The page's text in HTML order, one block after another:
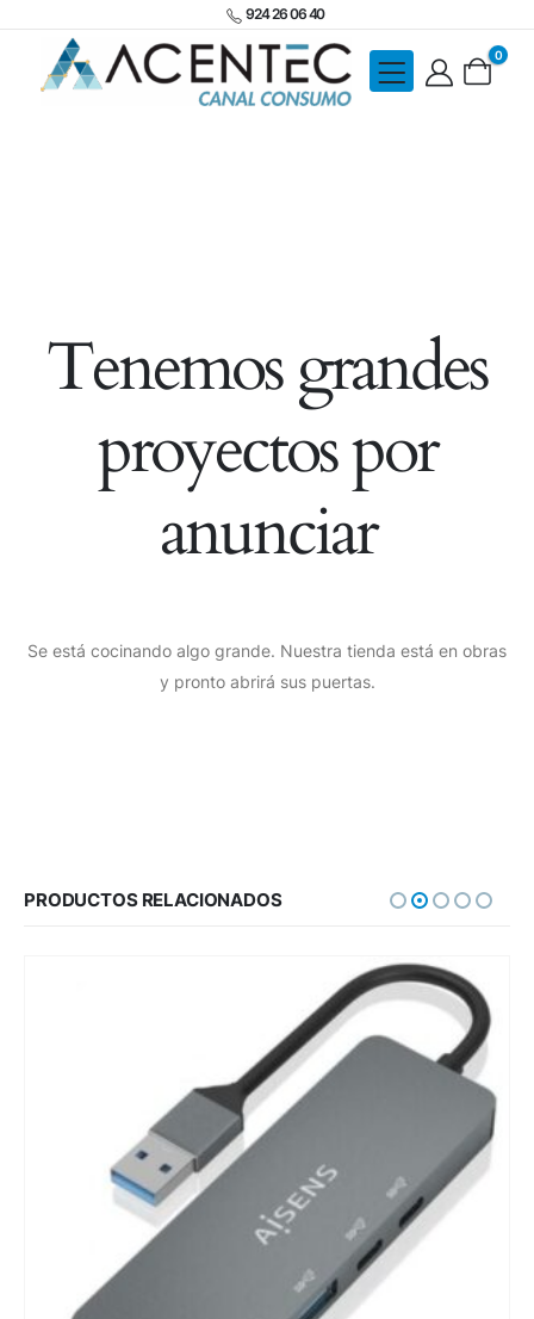
924 26 06 40
0
Tenemos grandes
proyectos por
anunciar
Se está cocinando algo grande. Nuestra tienda está en obras
y pronto abrirá sus puertas.
PRODUCTOS RELACIONADOS